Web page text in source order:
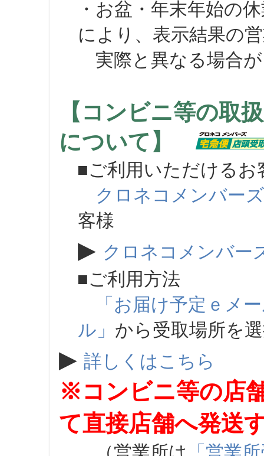
・お盆・年末年始の
により、表示結果の
実際と異なる場合が
【コンビニ等の取
について】
■ご利用いただけるお
クロネコメンバーズ
客様
▶ クロネコメンバー
■ご利用方法
「お届け予定ｅメ
ル」 から受取場所を
▶ 詳しくはこちら
※コンビニ等の店
て直接店舗へ発送